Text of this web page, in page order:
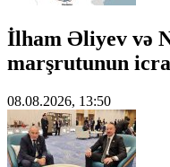
İlham Əliyev və
marşrutunun
08.08.2026, 13:50